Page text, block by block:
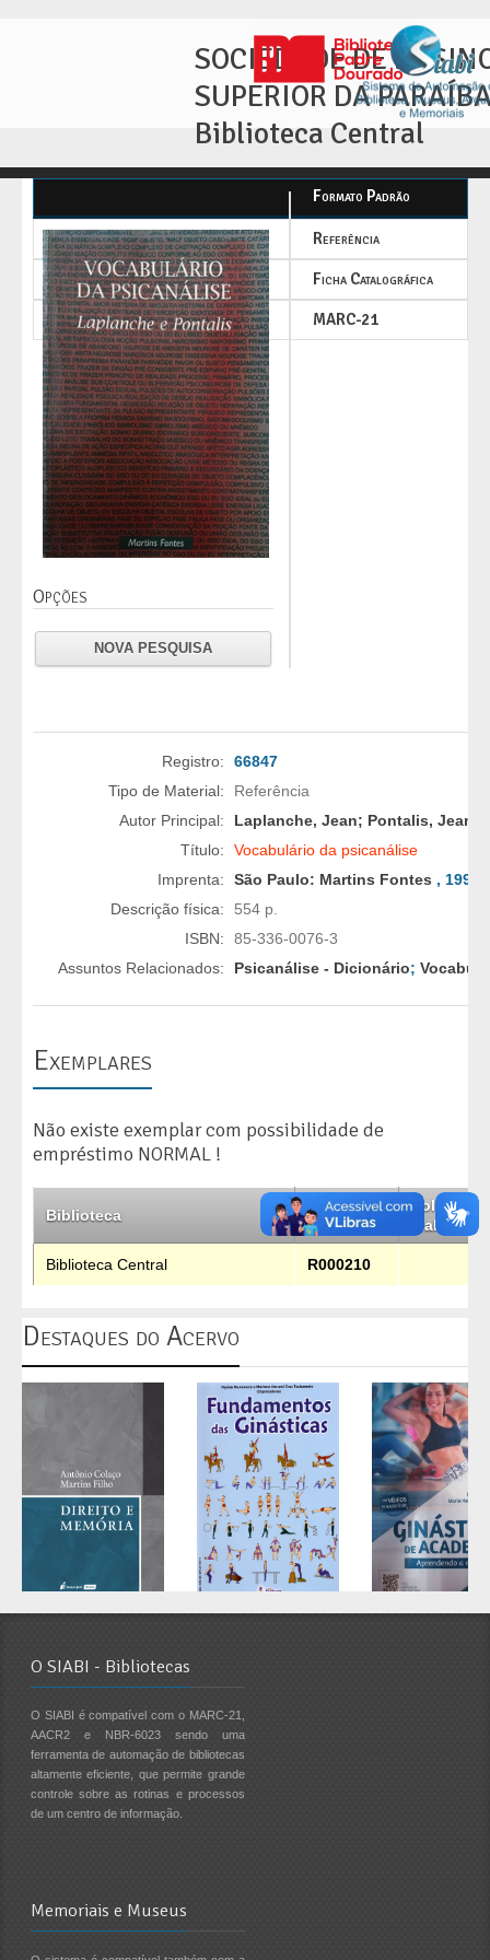
SOCIEDADE DE
SUPERIOR DA
Biblioteca Central
Opções
NOVA PESQUISA
Formato Padrão
Referência
Ficha Catalográfica
MARC-21
Registro:
66847
Tipo de Material:
Referência
Autor Principal:
Laplanche, Jean; Pontalis, Jean-
Título:
Vocabulário da psicanálise
Imprenta:
São Paulo: Martins Fontes , 1998
Descrição física:
554 p.
ISBN:
85-336-0076-3
Assuntos Relacionados:
Psicanálise - Dicionário;
Exemplares
Não existe exemplar com possibilidade de
empréstimo NORMAL !
Biblioteca Código
Solicitar
Malote
Biblioteca Central R000210
Destaques do Acervo
O SIABI - Bibliotecas
O SIABI é compatível com o MARC-21,
AACR2 e NBR-6023 sendo uma
ferramenta de automação de bibliotecas
altamente eficiente, que permite grande
controle sobre as rotinas e processos
de um centro de informação.
Memoriais e Museus